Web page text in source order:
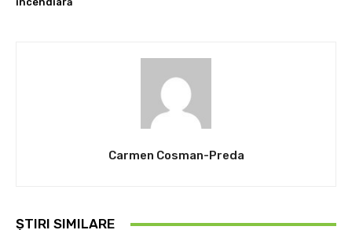
Carmen Cosman-Preda
ȘTIRI SIMILARE